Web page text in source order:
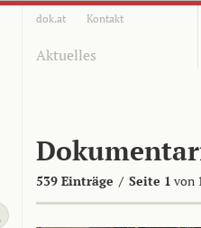
dok.at Kontakt
Aktuelles
539 Einträge / Seite 1 von